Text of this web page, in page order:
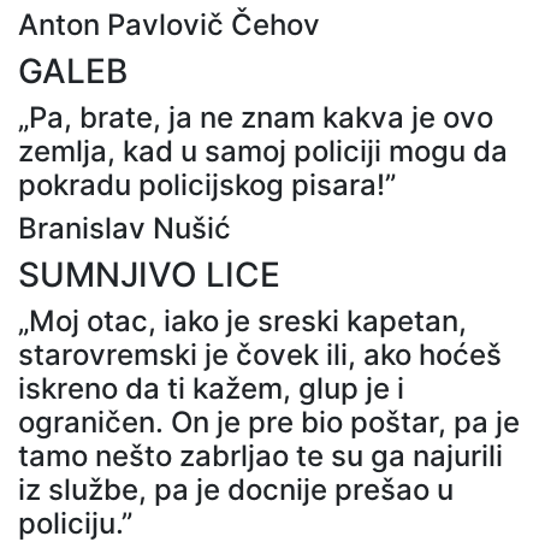
Anton Pavlovič Čehov
GALEB
„Pa, brate, ja ne znam kakva je ovo
zemlja, kad u samoj policiji mogu da
pokradu policijskog pisara!”
Branislav Nušić
SUMNJIVO LICE
„Moj otac, iako je sreski kapetan,
starovremski je čovek ili, ako hoćeš
iskreno da ti kažem, glup je i
ograničen. On je pre bio poštar, pa je
tamo nešto zabrljao te su ga najurili
iz službe, pa je docnije prešao u
policiju.”